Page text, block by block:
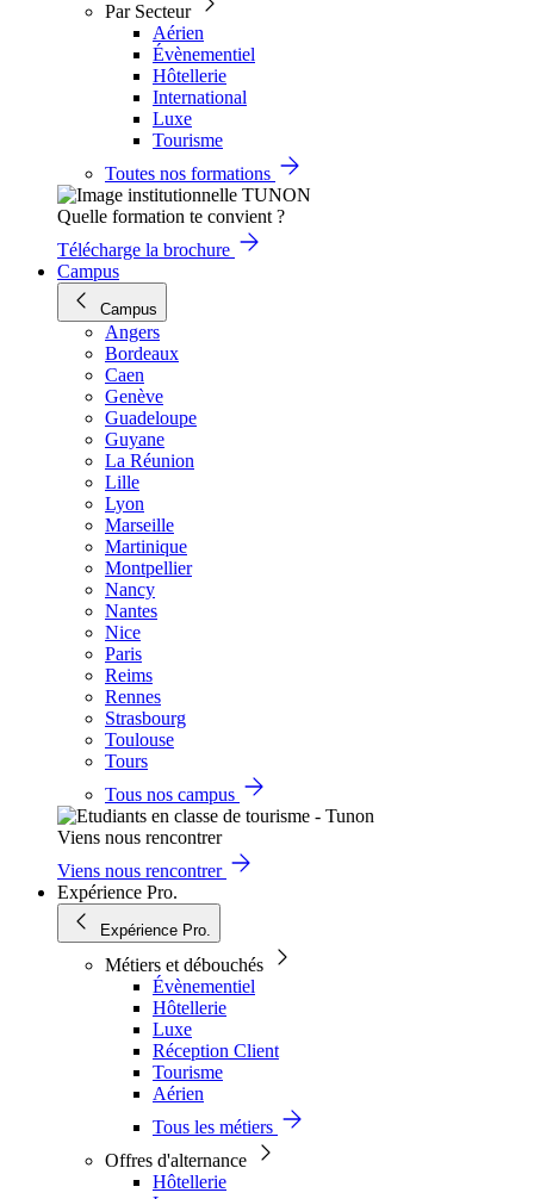
Par Secteur
Aérien
Évènementiel
Hôtellerie
International
Luxe
Tourisme
Toutes nos formations
Quelle formation te convient ?
Télécharge la brochure
Campus
Campus
Angers
Bordeaux
Caen
Genève
Guadeloupe
Guyane
La Réunion
Lille
Lyon
Marseille
Martinique
Montpellier
Nancy
Nantes
Nice
Paris
Reims
Rennes
Strasbourg
Toulouse
Tours
Tous nos campus
Viens nous rencontrer
Viens nous rencontrer
Expérience Pro.
Expérience Pro.
Métiers et débouchés
Évènementiel
Hôtellerie
Luxe
Réception Client
Tourisme
Aérien
Tous les métiers
Offres d'alternance
Hôtellerie